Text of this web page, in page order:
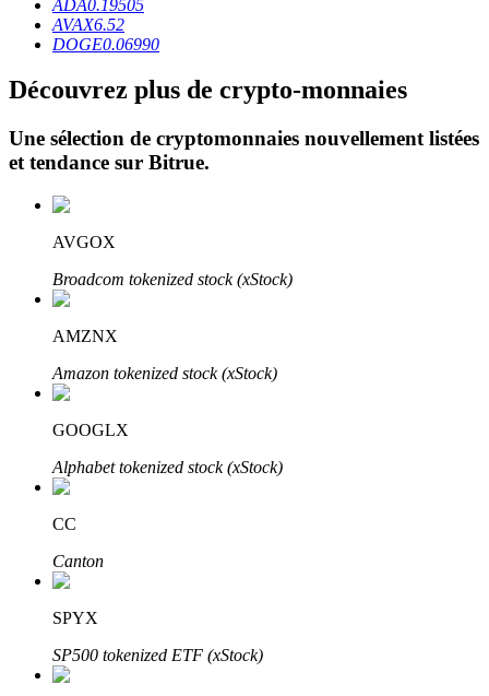
Obtenez des bénéfices à long terme et des intérêts flexibles
Apprenez le Staking
Découvrez comment gagner un revenu passif
ADA0.19505
AVAX6.52
DOGE0.06990
Découvrez plus de crypto-monnaies
Une sélection de cryptomonnaies nouvellement listées
et tendance sur Bitrue.
AVGOX
Broadcom tokenized stock (xStock)
AMZNX
Amazon tokenized stock (xStock)
GOOGLX
Alphabet tokenized stock (xStock)
CC
Canton
SPYX
SP500 tokenized ETF (xStock)